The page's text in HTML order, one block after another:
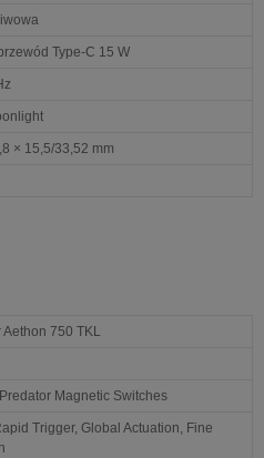
Type-C 15 W
× 15,5/33,52 mm
Aethon 750 TKL
Magnetic Switches
Trigger, Global Actuation, Fine